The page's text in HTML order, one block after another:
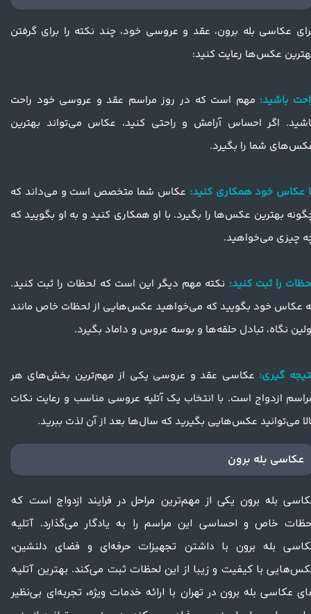
عکاسی بله برون، عقد و عروسی خود، چند نکته را برای گرفتن
عکس‌ها رعایت کنید:
باشید: مهم است که در روز مراسم عقد و عروسی خود راحت
اگر احساس آرامش و راحتی کنید، عکاس می‌تواند بهترین
شما را بگیرد.
عکاس خود همکاری کنید: عکاس شما متخصص است و می‌داند که
بهترین عکس‌ها را بگیرد. با او همکاری کنید و به او بگویید که
چیزی می‌خواهید.
را ثبت کنید: نکته مهم دیگر این است که لحظات را ثبت کنید.
عکاس خود بگویید که می‌خواهید عکس‌هایی از لحظات خاص مانند
نگاه، تبادل حلقه‌ها و بوسه عروس و داماد بگیرد.
گیری: عکاسی عقد و عروسی یکی از مهم‌ترین بخش‌های هر
ازدواج است. با انتخاب یک آتلیه عروسی مناسب و رعایت نکات
می‌توانید عکس‌هایی بگیرید که سال‌ها بعد از آن لذت ببرید.
عکاسی بله برون
بله برون یکی از مهم‌ترین مراحل در فرایند ازدواج است که
خاص و احساسی این مراسم را به یادگار می‌گذارد. آتلیه
بله برون با داشتن تجهیزات حرفه‌ای و فضای دلنشین،
با کیفیت و زیبا از این لحظات ثبت می‌کند. بهترین آتلیه
عکاسی بله برون در تهران با ارائه خدمات ویژه، تجربه‌ای بی‌نظیر